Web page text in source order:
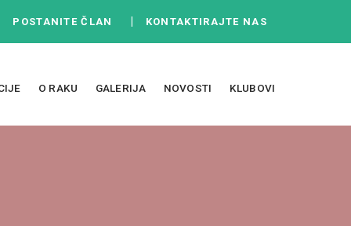
POSTANITE ČLAN KONTAKTIRAJTE NAS
O RAKU GALERIJA NOVOSTI KLUBOVI